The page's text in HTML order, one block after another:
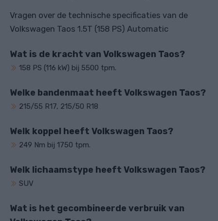
Vragen over de technische specificaties van de
Volkswagen Taos 1.5T (158 PS) Automatic
Wat is de kracht van Volkswagen Taos?
158 PS (116 kW) bij 5500 tpm.
Welke bandenmaat heeft Volkswagen Taos?
215/55 R17, 215/50 R18
Welk koppel heeft Volkswagen Taos?
249 Nm bij 1750 tpm.
Welk lichaamstype heeft Volkswagen Taos?
SUV
Wat is het gecombineerde verbruik van